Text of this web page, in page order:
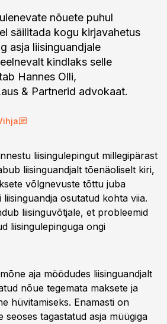
nõuete puhul
säilitada kogu kirjavahetus
asja liisinguandjale
kindlaks selle
Hannes Olli,
& Partnerid advokaat.
liisingulepingut millegipärast
liisinguandjalt tõenäoliselt kiri,
võlgnevuste tõttu juba
liisinguandja osutatud kohta viia.
liisinguvõtjale, et probleemid
liisingulepinguga ongi
aja möödudes liisinguandjalt
nõue tegemata maksete ja
hüvitamiseks. Enamasti on
seoses tagastatud asja müügiga